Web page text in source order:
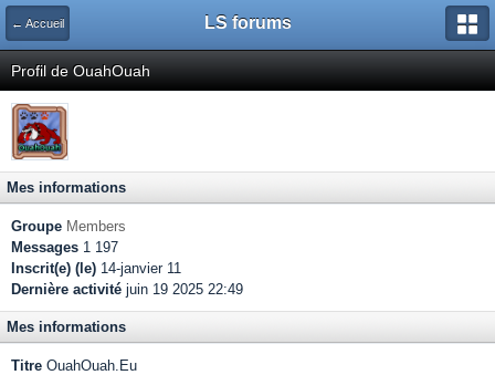
← Accueil LS forums
Profil de OuahOuah
Mes informations
Groupe Members
Messages 1 197
Inscrit(e) (le) 14-janvier 11
Dernière activité juin 19 2025 22:49
Mes informations
Titre OuahOuah.Eu